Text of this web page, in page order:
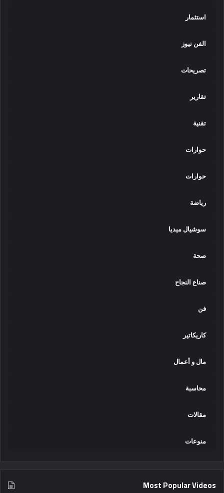
استثمار
الفن نيوز
تصريحات
تقارير
تقنية
حوارات
حوارات
رياضة
سوشيال ميديا
صحة
صناع النجاح
فن
كاريكاتير
مال و أعمال
محاسبة
مقالات
منوعات
Most Popular Videos